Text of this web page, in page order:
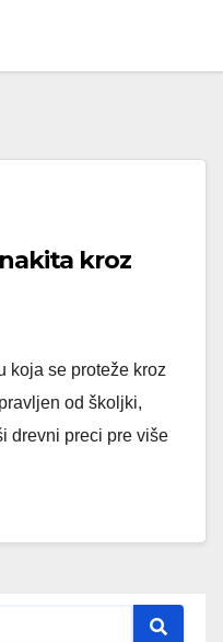
kroz
koja se proteže kroz
od školjki,
drevni preci pre više